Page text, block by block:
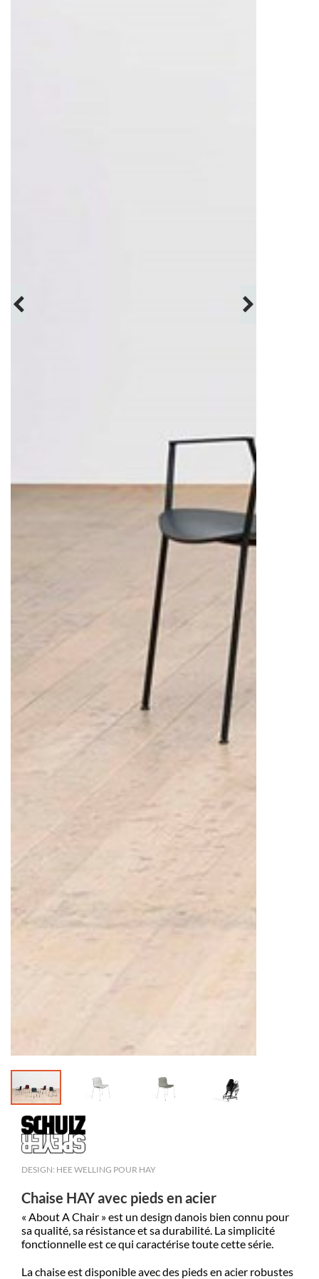
DESIGN: HEE WELLING POUR HAY
Chaise HAY avec pieds en acier
« About A Chair » est un design danois bien connu pour
sa qualité, sa résistance et sa durabilité. La simplicité
fonctionnelle est ce qui caractérise toute cette série.
La chaise est disponible avec des pieds en acier robustes